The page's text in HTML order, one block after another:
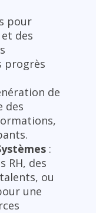
pour
des
progrès
de
des
:
RH, des
ou
une